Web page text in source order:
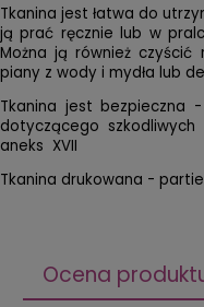
Tkanina jest łatwa do
ją prać ręcznie lub w
Można ją również
piany z wody i mydła lub
Tkanina jest bezpieczna
dotyczącego
aneks XVII
Tkanina drukowana -
Ocena